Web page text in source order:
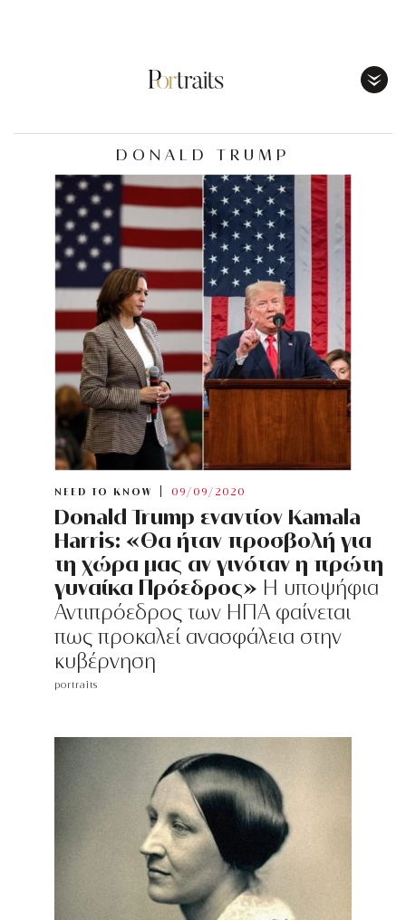
DONALD TRUMP
NEED TO KNOW 09/09/2020
Donald Trump εναντίον Kamala
Harris: «Θα ήταν προσβολή για
τη χώρα μας αν γινόταν η πρώτη
γυναίκα Πρόεδρος» Η υποψήφια
Αντιπρόεδρος των ΗΠΑ φαίνεται
πως προκαλεί ανασφάλεια στην
κυβέρνηση
portraits